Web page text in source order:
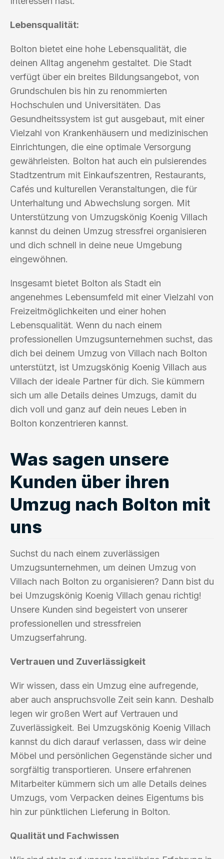
Lebensqualität:
Bolton bietet eine hohe Lebensqualität, die
deinen Alltag angenehm gestaltet. Die Stadt
verfügt über ein breites Bildungsangebot, von
Grundschulen bis hin zu renommierten
Hochschulen und Universitäten. Das
Gesundheitssystem ist gut ausgebaut, mit einer
Vielzahl von Krankenhäusern und medizinischen
Einrichtungen, die eine optimale Versorgung
gewährleisten. Bolton hat auch ein pulsierendes
Stadtzentrum mit Einkaufszentren, Restaurants,
Cafés und kulturellen Veranstaltungen, die für
Unterhaltung und Abwechslung sorgen. Mit
Unterstützung von Umzugskönig Koenig Villach
kannst du deinen Umzug stressfrei organisieren
und dich schnell in deine neue Umgebung
eingewöhnen.
Insgesamt bietet Bolton als Stadt ein
angenehmes Lebensumfeld mit einer Vielzahl von
Freizeitmöglichkeiten und einer hohen
Lebensqualität. Wenn du nach einem
professionellen Umzugsunternehmen suchst, das
dich bei deinem Umzug von Villach nach Bolton
unterstützt, ist Umzugskönig Koenig Villach aus
Villach der ideale Partner für dich. Sie kümmern
sich um alle Details deines Umzugs, damit du
dich voll und ganz auf dein neues Leben in
Bolton konzentrieren kannst.
Was sagen unsere
Kunden über ihren
Umzug nach Bolton mit
uns
Suchst du nach einem zuverlässigen
Umzugsunternehmen, um deinen Umzug von
Villach nach Bolton zu organisieren? Dann bist du
bei Umzugskönig Koenig Villach genau richtig!
Unsere Kunden sind begeistert von unserer
professionellen und stressfreien
Umzugserfahrung.
Vertrauen und Zuverlässigkeit
Wir wissen, dass ein Umzug eine aufregende,
aber auch anspruchsvolle Zeit sein kann. Deshalb
legen wir großen Wert auf Vertrauen und
Zuverlässigkeit. Bei Umzugskönig Koenig Villach
kannst du dich darauf verlassen, dass wir deine
Möbel und persönlichen Gegenstände sicher und
sorgfältig transportieren. Unsere erfahrenen
Mitarbeiter kümmern sich um alle Details deines
Umzugs, vom Verpacken deines Eigentums bis
hin zur pünktlichen Lieferung in Bolton.
Qualität und Fachwissen